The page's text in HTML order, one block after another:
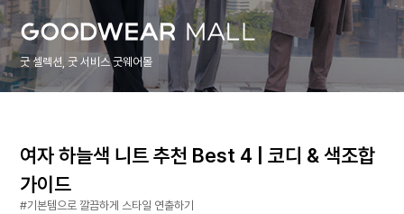
굿 셀렉션, 굿 서비스 굿웨어몰
여자 하늘색 니트 추천 Best 4 | 코디 & 색조합
가이드
#기본템으로 깔끔하게 스타일 연출하기